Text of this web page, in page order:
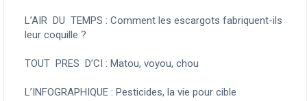
L’AIR DU TEMPS : Comment les escargots fabriquent-ils
leur coquille ?
TOUT PRES D’CI : Matou, voyou, chou
L’INFOGRAPHIQUE : Pesticides, la vie pour cible